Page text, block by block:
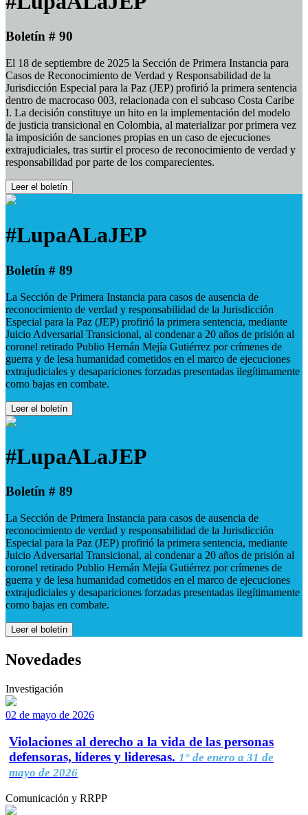
Boletín # 90
El 18 de septiembre de 2025 la Sección de Primera Instancia para
Casos de Reconocimiento de Verdad y Responsabilidad de la
Jurisdicción Especial para la Paz (JEP) profirió la primera sentencia
dentro de macrocaso 003, relacionada con el subcaso Costa Caribe
I. La decisión constituye un hito en la implementación del modelo
de justicia transicional en Colombia, al materializar por primera vez
la imposición de sanciones propias en un caso de ejecuciones
extrajudiciales, tras surtir el proceso de reconocimiento de verdad y
responsabilidad por parte de los comparecientes.
Leer el boletín
#LupaALaJEP
Boletín # 89
La Sección de Primera Instancia para casos de ausencia de
reconocimiento de verdad y responsabilidad de la Jurisdicción
Especial para la Paz (JEP) profirió la primera sentencia, mediante
Juicio Adversarial Transicional, al condenar a 20 años de prisión al
coronel retirado Publio Hernán Mejía Gutiérrez por crímenes de
guerra y de lesa humanidad cometidos en el marco de ejecuciones
extrajudiciales y desapariciones forzadas presentadas ilegítimamente
como bajas en combate.
Leer el boletín
#LupaALaJEP
Boletín # 89
La Sección de Primera Instancia para casos de ausencia de
reconocimiento de verdad y responsabilidad de la Jurisdicción
Especial para la Paz (JEP) profirió la primera sentencia, mediante
Juicio Adversarial Transicional, al condenar a 20 años de prisión al
coronel retirado Publio Hernán Mejía Gutiérrez por crímenes de
guerra y de lesa humanidad cometidos en el marco de ejecuciones
extrajudiciales y desapariciones forzadas presentadas ilegítimamente
como bajas en combate.
Leer el boletín
Novedades
Investigación
02 de mayo de 2026
Violaciones al derecho a la vida de las personas
defensoras, líderes y lideresas. 1° de enero a 31 de
mayo de 2026
Comunicación y RRPP